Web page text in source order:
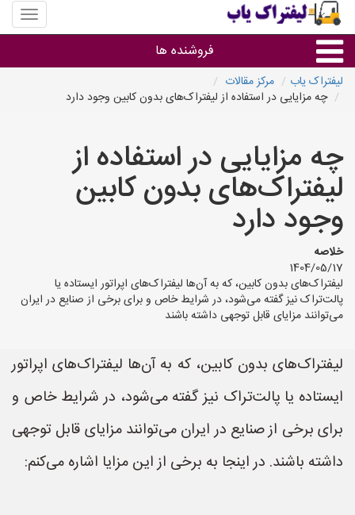
منوی
سایت
یاب
فروشنده ها
گروه ها
استان ها
لیفتراک یاب
مرکز مقالات
چه مزایایی در استفاده از لیفتراک‌های بدون کابین وجود دارد
چه مزایایی در استفاده از
لیفتراک‌های بدون کابین
وجود دارد
خلاصه
1404/05/17
لیفتراک‌های بدون کابین، که به آن‌ها لیفتراک‌های اپراتور ایستاده یا
پالت‌تراک نیز گفته می‌شود، در شرایط خاص و برای برخی از صنایع در ایران
می‌توانند مزایای قابل توجهی داشته باشند
لیفتراک‌های بدون کابین، که به آن‌ها لیفتراک‌های اپراتور
ایستاده یا پالت‌تراک نیز گفته می‌شود، در شرایط خاص و
برای برخی از صنایع در ایران می‌توانند مزایای قابل توجهی
داشته باشند. در اینجا به برخی از این مزایا اشاره می‌کنم: